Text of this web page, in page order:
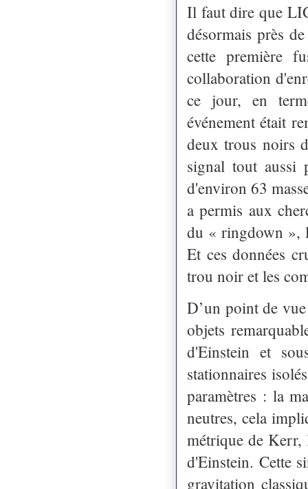
Il faut dire que
désormais près
cette première
collaboration
ce jour, en
événement était
deux trous noirs
signal tout aussi
d'environ 63
a permis aux
du « ringdown »,
Et ces données
trou noir et les
D’un point de
objets
d'Einstein et
stationnaires
paramètres : la
neutres, cela
métrique de Kerr,
d'Einstein. Cette
gravitation